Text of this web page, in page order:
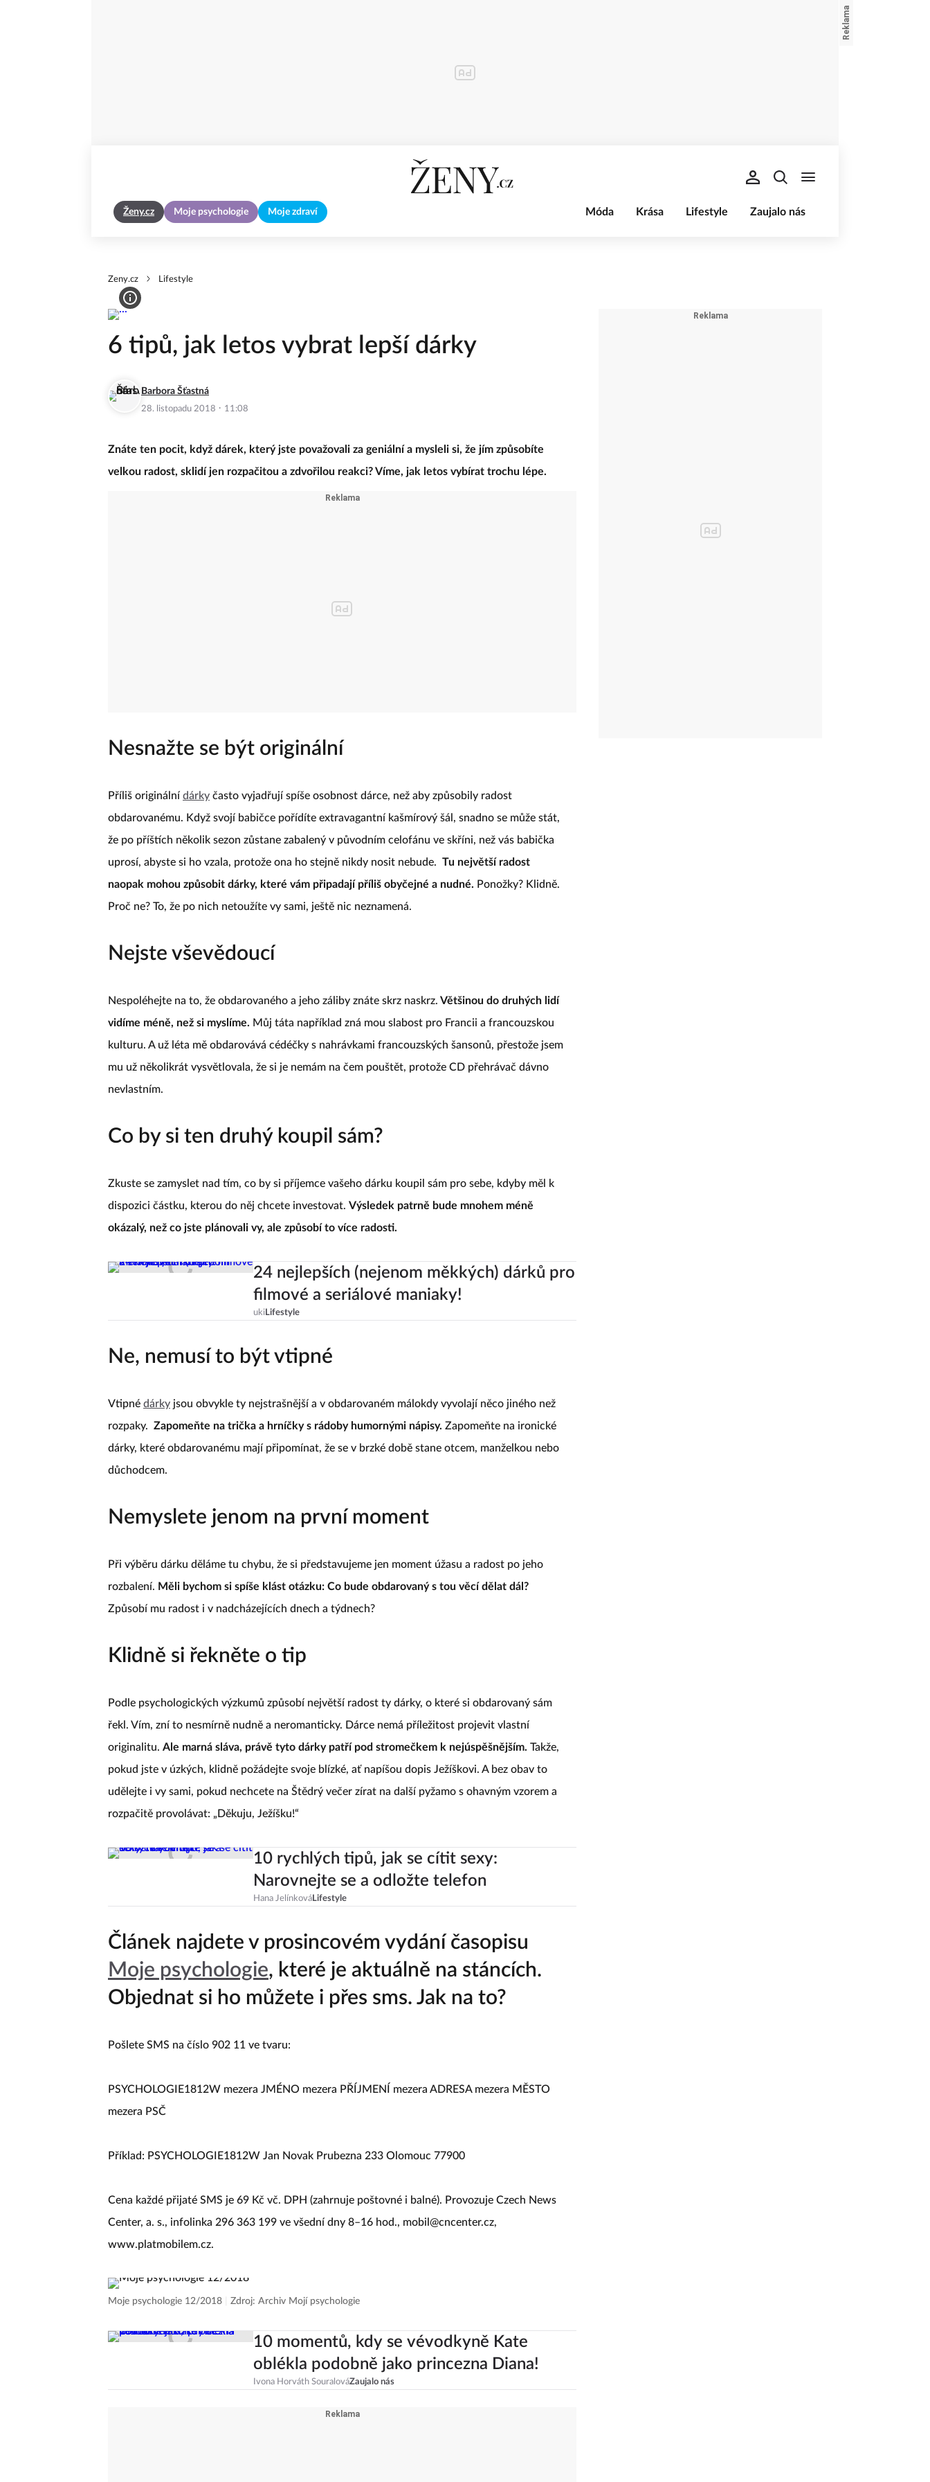
Ženy.cz Moje psychologie Moje zdraví Móda Krása Lifestyle Zaujalo nás
Zeny.cz Lifestyle
6 tipů, jak letos vybrat lepší dárky
Barbora Šťastná
28. listopadu 2018 · 11:08
Znáte ten pocit, když dárek, který jste považovali za geniální a mysleli si, že jím způsobíte
velkou radost, sklidí jen rozpačitou a zdvořilou reakci? Víme, jak letos vybírat trochu lépe.
Nesnažte se být originální
Příliš originální dárky často vyjadřují spíše osobnost dárce, než aby způsobily radost
obdarovanému. Když svojí babičce pořídíte extravagantní kašmírový šál, snadno se může stát,
že po příštích několik sezon zůstane zabalený v původním celofánu ve skříni, než vás babička
uprosí, abyste si ho vzala, protože ona ho stejně nikdy nosit nebude. Tu největší radost
naopak mohou způsobit dárky, které vám připadají příliš obyčejné a nudné. Ponožky? Klidně.
Proč ne? To, že po nich netoužíte vy sami, ještě nic neznamená.
Nejste vševědoucí
Nespoléhejte na to, že obdarovaného a jeho záliby znáte skrz naskrz. Většinou do druhých lidí
vidíme méně, než si myslíme. Můj táta například zná mou slabost pro Francii a francouzskou
kulturu. A už léta mě obdarovává cédéčky s nahrávkami francouzských šansonů, přestože jsem
mu už několikrát vysvětlovala, že si je nemám na čem pouštět, protože CD přehrávač dávno
nevlastním.
Co by si ten druhý koupil sám?
Zkuste se zamyslet nad tím, co by si příjemce vašeho dárku koupil sám pro sebe, kdyby měl k
dispozici částku, kterou do něj chcete investovat. Výsledek patrně bude mnohem méně
okázalý, než co jste plánovali vy, ale způsobí to více radosti.
24 nejlepších (nejenom měkkých) dárků pro
filmové a seriálové maniaky!
ukiLifestyle
Ne, nemusí to být vtipné
Vtipné dárky jsou obvykle ty nejstrašnější a v obdarovaném málokdy vyvolají něco jiného než
rozpaky. Zapomeňte na trička a hrníčky s rádoby humornými nápisy. Zapomeňte na ironické
dárky, které obdarovanému mají připomínat, že se v brzké době stane otcem, manželkou nebo
důchodcem.
Nemyslete jenom na první moment
Při výběru dárku děláme tu chybu, že si představujeme jen moment úžasu a radost po jeho
rozbalení. Měli bychom si spíše klást otázku: Co bude obdarovaný s tou věcí dělat dál?
Způsobí mu radost i v nadcházejících dnech a týdnech?
Klidně si řekněte o tip
Podle psychologických výzkumů způsobí největší radost ty dárky, o které si obdarovaný sám
řekl. Vím, zní to nesmírně nudně a neromanticky. Dárce nemá příležitost projevit vlastní
originalitu. Ale marná sláva, právě tyto dárky patří pod stromečkem k nejúspěšnějším. Takže,
pokud jste v úzkých, klidně požádejte svoje blízké, ať napíšou dopis Ježíškovi. A bez obav to
udělejte i vy sami, pokud nechcete na Štědrý večer zírat na další pyžamo s ohavným vzorem a
rozpačitě provolávat: „Děkuju, Ježíšku!“
10 rychlých tipů, jak se cítit sexy:
Narovnejte se a odložte telefon
Hana JelínkováLifestyle
Článek najdete v prosincovém vydání časopisu
Moje psychologie, které je aktuálně na stáncích.
Objednat si ho můžete i přes sms. Jak na to?
Pošlete SMS na číslo 902 11 ve tvaru:
PSYCHOLOGIE1812W mezera JMÉNO mezera PŘÍJMENÍ mezera ADRESA mezera MĚSTO
mezera PSČ
Příklad: PSYCHOLOGIE1812W Jan Novak Prubezna 233 Olomouc 77900
Cena každé přijaté SMS je 69 Kč vč. DPH (zahrnuje poštovné i balné). Provozuje Czech News
Center, a. s., infolinka 296 363 199 ve všední dny 8–16 hod., mobil@cncenter.cz,
www.platmobilem.cz.
Moje psychologie 12/2018 Zdroj: Archiv Mojí psychologie
10 momentů, kdy se vévodkyně Kate
oblékla podobně jako princezna Diana!
Ivona Horváth SouralováZaujalo nás